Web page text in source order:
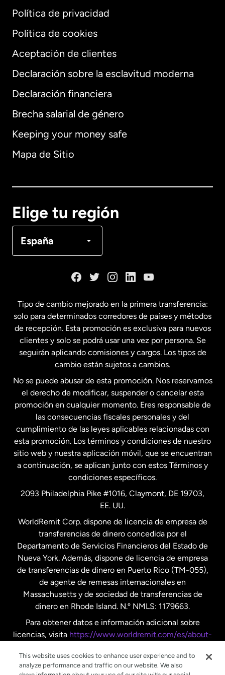
Política de privacidad
Política de cookies
Aceptación de clientes
Declaración sobre la esclavitud moderna
Declaración financiera
Brecha salarial de género
Keeping your money safe
Mapa de Sitio
Elige tu región
España
Internacional English
Alemania
Français
Estados Unidos English
Estados Unidos Español
Francia
Malasia
Nueva Zelanda
Países Bajos
Suecia
Tipo de cambio mejorado en la primera transferencia:
solo para determinados corredores de países y métodos
de recepción. Esta promoción es exclusiva para nuevos
clientes y solo se podrá usar una vez por persona. Se
seguirán aplicando comisiones y cargos. Los tipos de
cambio están sujetos a cambios.
No se puede abusar de esta promoción. Nos reservamos
el derecho de modificar, suspender o cancelar esta
promoción en cualquier momento. Eres responsable de
las consecuencias fiscales personales y del
cumplimiento de las leyes aplicables relacionadas con
esta promoción. Los términos y condiciones de nuestro
sitio web y nuestra aplicación móvil, que se encuentran
a continuación, se aplican junto con estos Términos y
condiciones específicos.
2093 Philadelphia Pike #1016, Claymont, DE 19703,
EE. UU.
WorldRemit Corp. dispone de licencia de empresa de
transferencias de dinero concedida por el
Departamento de Servicios Financieros del Estado de
Nueva York. Además, dispone de licencia de empresa
de transferencias de dinero en Puerto Rico (TM-055),
de agente de remesas internacionales en
Massachusetts y de sociedad de transferencias de
dinero en Rhode Island. N.º NMLS: 1179663.
Para obtener datos e información adicional sobre
licencias, visita https://www.worldremit.com/es/about-
This website uses cookies to enhance user experience and to
analyze performance and traffic on our website. We also